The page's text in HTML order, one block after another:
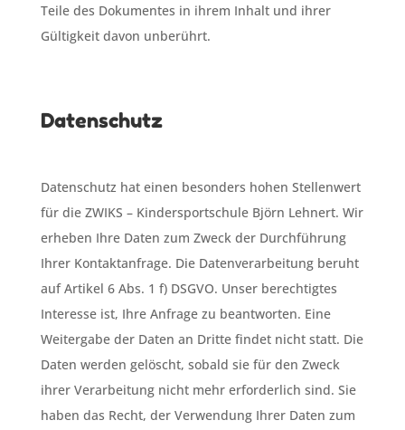
Teile des Dokumentes in ihrem Inhalt und ihrer
Gültigkeit davon unberührt.
Datenschutz
Datenschutz hat einen besonders hohen Stellenwert
für die ZWIKS – Kindersportschule Björn Lehnert. Wir
erheben Ihre Daten zum Zweck der Durchführung
Ihrer Kontaktanfrage. Die Datenverarbeitung beruht
auf Artikel 6 Abs. 1 f) DSGVO. Unser berechtigtes
Interesse ist, Ihre Anfrage zu beantworten. Eine
Weitergabe der Daten an Dritte findet nicht statt. Die
Daten werden gelöscht, sobald sie für den Zweck
ihrer Verarbeitung nicht mehr erforderlich sind. Sie
haben das Recht, der Verwendung Ihrer Daten zum